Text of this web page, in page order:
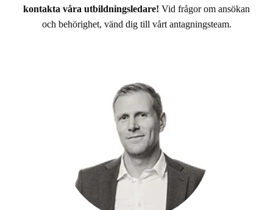
kontakta våra utbildningsledare! Vid frågor om ansökan
och behörighet, vänd dig till vårt antagningsteam.